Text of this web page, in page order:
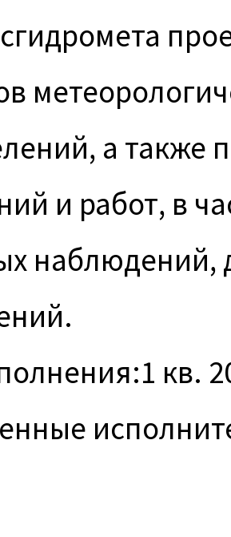
а также
и работ, в
наблюдений,
кв.